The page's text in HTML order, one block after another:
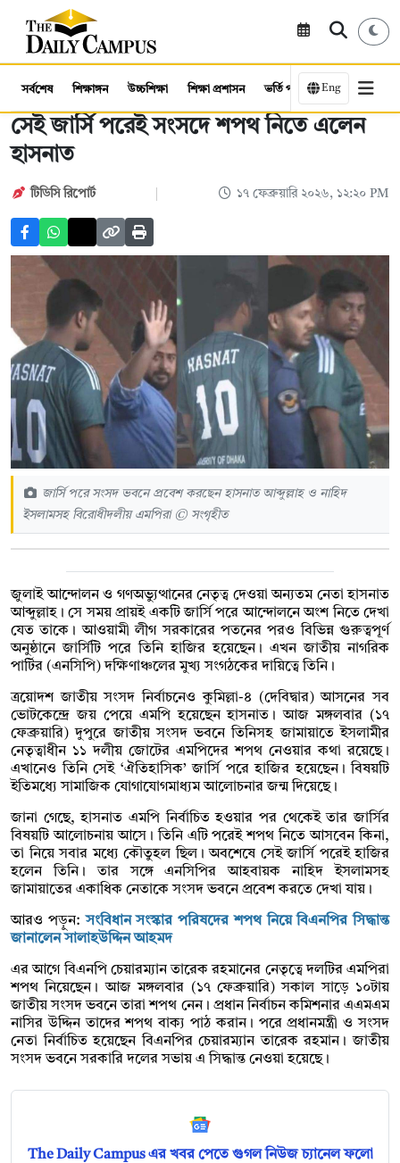
সর্বশেষ শিক্ষাঙ্গন উচ্চশিক্ষা শিক্ষা প্রশাসন ভর্তি পরীক্ষা কর্মসংস্থান
Eng
সেই জার্সি পরেই সংসদে শপথ নিতে এলেন
হাসনাত
টিডিসি রিপোর্ট ১৭ ফেব্রুয়ারি ২০২৬, ১২:২০ PM
জার্সি পরে সংসদ ভবনে প্রবেশ করছেন হাসনাত আব্দুল্লাহ ও নাহিদ
ইসলামসহ বিরোধীদলীয় এমপিরা © সংগৃহীত
জুলাই আন্দোলন ও গণঅভ্যুত্থানের নেতৃত্ব দেওয়া অন্যতম নেতা হাসনাত
আব্দুল্লাহ। সে সময় প্রায়ই একটি জার্সি পরে আন্দোলনে অংশ নিতে দেখা
যেত তাকে। আওয়ামী লীগ সরকারের পতনের পরও বিভিন্ন গুরুত্বপূর্ণ
অনুষ্ঠানে জার্সিটি পরে তিনি হাজির হয়েছেন। এখন জাতীয় নাগরিক
পার্টির (এনসিপি) দক্ষিণাঞ্চলের মুখ্য সংগঠকের দায়িত্বে তিনি।
ত্রয়োদশ জাতীয় সংসদ নির্বাচনেও কুমিল্লা-৪ (দেবিদ্বার) আসনের সব
ভোটকেন্দ্রে জয় পেয়ে এমপি হয়েছেন হাসনাত। আজ মঙ্গলবার (১৭
ফেব্রুয়ারি) দুপুরে জাতীয় সংসদ ভবনে তিনিসহ জামায়াতে ইসলামীর
নেতৃত্বাধীন ১১ দলীয় জোটের এমপিদের শপথ নেওয়ার কথা রয়েছে।
এখানেও তিনি সেই ‘ঐতিহাসিক’ জার্সি পরে হাজির হয়েছেন। বিষয়টি
ইতিমধ্যে সামাজিক যোগাযোগমাধ্যম আলোচনার জন্ম দিয়েছে।
জানা গেছে, হাসনাত এমপি নির্বাচিত হওয়ার পর থেকেই তার জার্সির
বিষয়টি আলোচনায় আসে। তিনি এটি পরেই শপথ নিতে আসবেন কিনা,
তা নিয়ে সবার মধ্যে কৌতুহল ছিল। অবশেষে সেই জার্সি পরেই হাজির
হলেন তিনি। তার সঙ্গে এনসিপির আহবায়ক নাহিদ ইসলামসহ
জামায়াতের একাধিক নেতাকে সংসদ ভবনে প্রবেশ করতে দেখা যায়।
আরও পড়ুন:সংবিধান সংস্কার পরিষদের শপথ নিয়ে বিএনপির সিদ্ধান্ত
জানালেন সালাহউদ্দিন আহমদ
এর আগে বিএনপি চেয়ারম্যান তারেক রহমানের নেতৃত্বে দলটির এমপিরা
শপথ নিয়েছেন। আজ মঙ্গলবার (১৭ ফেব্রুয়ারি) সকাল সাড়ে ১০টায়
জাতীয় সংসদ ভবনে তারা শপথ নেন। প্রধান নির্বাচন কমিশনার এএমএম
নাসির উদ্দিন তাদের শপথ বাক্য পাঠ করান। পরে প্রধানমন্ত্রী ও সংসদ
নেতা নির্বাচিত হয়েছেন বিএনপির চেয়ারম্যান তারেক রহমান। জাতীয়
সংসদ ভবনে সরকারি দলের সভায় এ সিদ্ধান্ত নেওয়া হয়েছে।
The Daily Campus এর খবর পেতে গুগল নিউজ চ্যানেল ফলো